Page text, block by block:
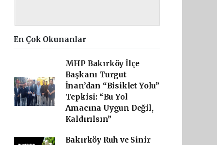
En Çok Okunanlar
MHP Bakırköy İlçe
Başkanı Turgut
İnan’dan “Bisiklet Yolu”
Tepkisi: “Bu Yol
Amacına Uygun Değil,
Kaldırılsın”
Bakırköy Ruh ve Sinir